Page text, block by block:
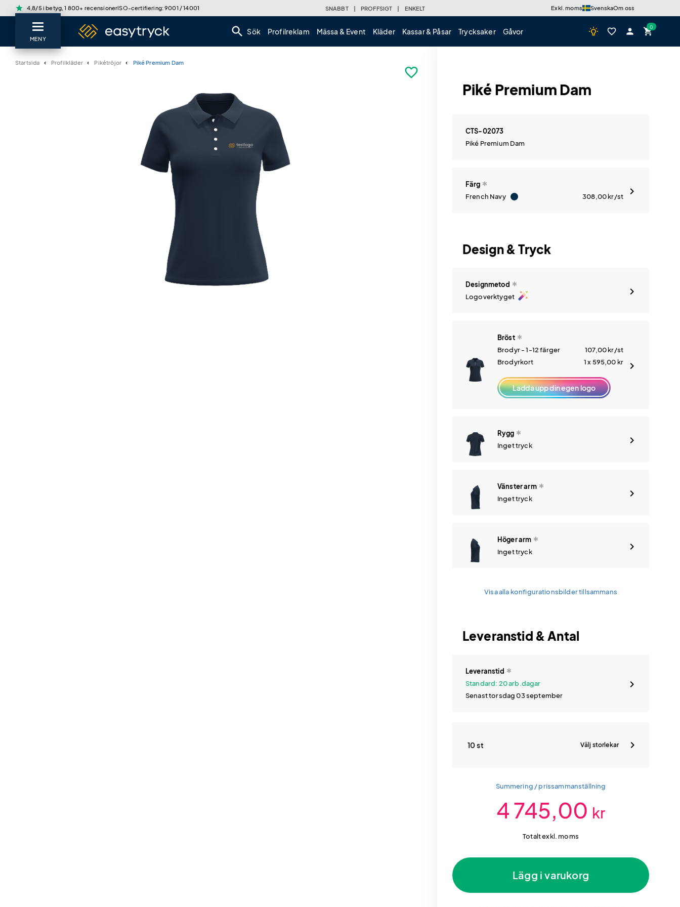
star 4,8/5 i betyg, 1 800+ recensionerISO-certifiering: 9001 / 14001 SNABBT | PROFFSIGT | ENKELT Exkl. moms SvenskaOm oss
search Sök Profilreklam Mässa & Event Kläder Kassar & Påsar Trycksaker Gåvor wb_incandescent favorite_border person shopping_cart
MENY
Startsida Profilkläder Pikétröjor Piké Premium Dam
favorite_border
Piké Premium Dam
CTS-02073
Piké Premium Dam
Färg
French Navy
308,00kr/st
Design & Tryck
Designmetod
Logoverktyget auto_fix_high
Bröst
Brodyr - 1-12 färger
107,00kr/st
Brodyrkort
1 x 595,00 kr
Ladda upp din egen logo
Rygg
Inget tryck
Vänster arm
Inget tryck
Höger arm
Inget tryck
Visa alla konfigurationsbilder tillsammans
Leveranstid & Antal
Leveranstid
Standard: 20 arb.dagar
Senast torsdag 03 september
10 st Välj storlekar
Summering / prissammanställning
4 745,00 kr
Totalt exkl. moms
Lägg i varukorg